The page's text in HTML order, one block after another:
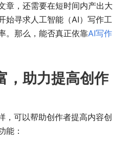
章，还需要在短时间内产出大
始寻求人工智能（AI）写作工
。那么，能否真正依靠AI写作
，助力提高创作
，可以帮助创作者提高内容创
能：